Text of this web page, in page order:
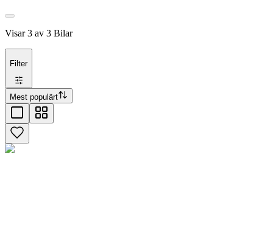
Visar3 av 3 Bilar
Filter
Mest populärt